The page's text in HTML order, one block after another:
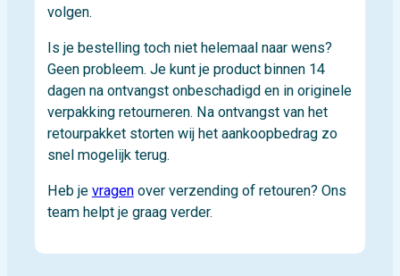
volgen.
Is je bestelling toch niet helemaal naar wens?
Geen probleem. Je kunt je product binnen 14
dagen na ontvangst onbeschadigd en in originele
verpakking retourneren. Na ontvangst van het
retourpakket storten wij het aankoopbedrag zo
snel mogelijk terug.
Heb je vragenover verzending of retouren? Ons
team helpt je graag verder.